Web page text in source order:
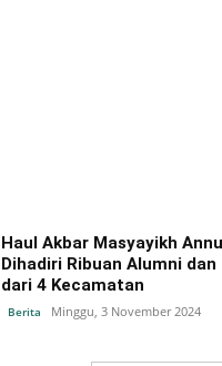
Haul Akbar Masyayikh
Dihadiri Ribuan Alumni
dari 4 Kecamatan
Berita Minggu, 3 November 2024